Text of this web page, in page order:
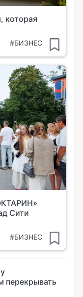
которая
#БИЗНЕС
Сити
#БИЗНЕС
перекрывать